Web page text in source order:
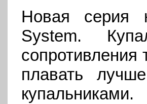
Новая серия
System.
плавать
купальниками.